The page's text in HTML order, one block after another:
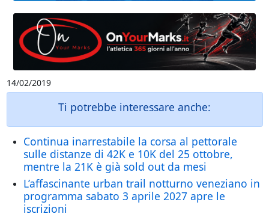
14/02/2019
Ti potrebbe interessare anche:
Continua inarrestabile la corsa al pettorale
sulle distanze di 42K e 10K del 25 ottobre,
mentre la 21K è già sold out da mesi
L’affascinante urban trail notturno veneziano in
programma sabato 3 aprile 2027 apre le
iscrizioni